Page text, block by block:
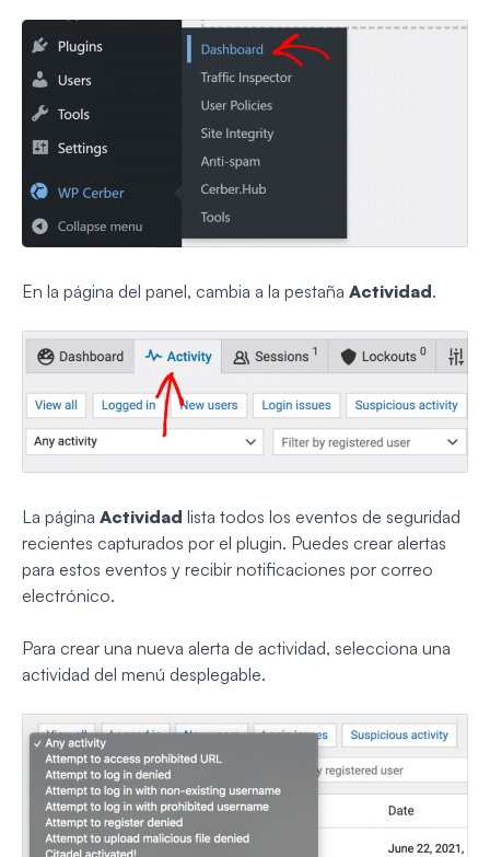
En la página del panel, cambia a la pestaña Actividad.
La página Actividad lista todos los eventos de seguridad
recientes capturados por el plugin. Puedes crear alertas
para estos eventos y recibir notificaciones por correo
electrónico.
Para crear una nueva alerta de actividad, selecciona una
actividad del menú desplegable.